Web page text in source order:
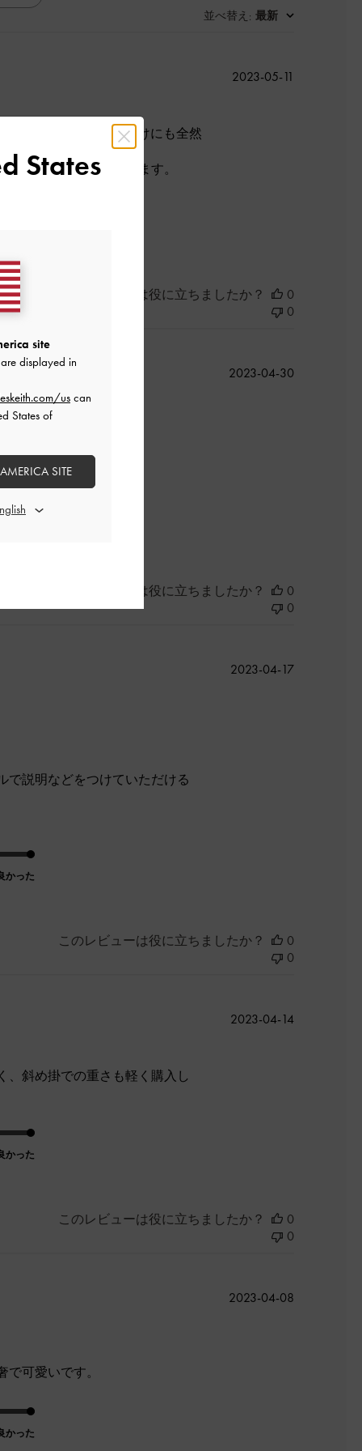
並べ替え : 最新
のでデートなどお出かけにも全然
合わせることができます。
2023-05-11
このレビューは役に立ちましたか？
0
0
公
2023-04-30
このレビューは役に立ちましたか？
0
0
で説明などをつけていただける
かった
公
2023-04-17
このレビューは役に立ちましたか？
0
0
、斜め掛での重さも軽く購入し
かった
公
2023-04-14
このレビューは役に立ちましたか？
0
0
可愛いです。
かった
公
2023-04-08
States
site
displayed in
uscan
States of
SITE